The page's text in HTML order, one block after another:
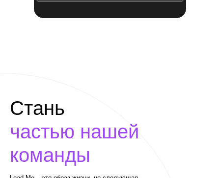
Стань
частью нашей
команды